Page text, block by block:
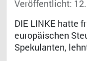
Veröffentlicht:
DIE LINKE hatte
europäischen
Spekulanten,